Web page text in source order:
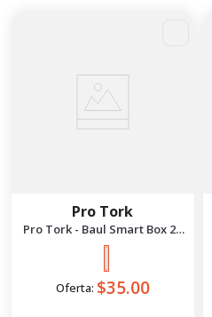
Pro Tork
Pro Tork - Baul Smart Box 28
Litros | Rojo
Oferta: $35.00